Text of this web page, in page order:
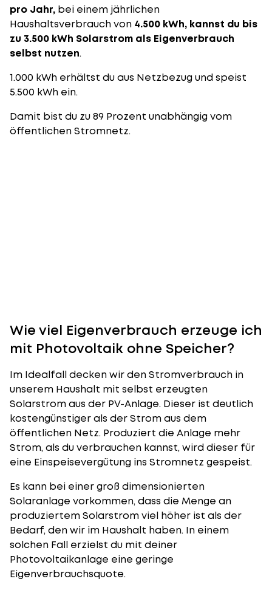
pro Jahr, bei einem jährlichen
Haushaltsverbrauch von 4.500 kWh, kannst du bis
zu 3.500 kWh Solarstrom als Eigenverbrauch
selbst nutzen.
1.000 kWh erhältst du aus Netzbezug und speist
5.500 kWh ein.
Damit bist du zu 89 Prozent unabhängig vom
öffentlichen Stromnetz.
Wie viel Eigenverbrauch erzeuge ich
mit Photovoltaik ohne Speicher?
Im Idealfall decken wir den Stromverbrauch in
unserem Haushalt mit selbst erzeugten
Solarstrom aus der PV-Anlage. Dieser ist deutlich
kostengünstiger als der Strom aus dem
öffentlichen Netz. Produziert die Anlage mehr
Strom, als du verbrauchen kannst, wird dieser für
eine Einspeisevergütung ins Stromnetz gespeist.
Es kann bei einer groß dimensionierten
Solaranlage vorkommen, dass die Menge an
produziertem Solarstrom viel höher ist als der
Bedarf, den wir im Haushalt haben. In einem
solchen Fall erzielst du mit deiner
Photovoltaikanlage eine geringe
Eigenverbrauchsquote.